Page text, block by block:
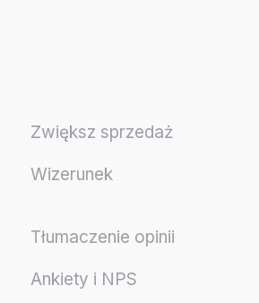
Zwiększ sprzedaż
Wizerunek
Tłumaczenie opinii
Ankiety i NPS